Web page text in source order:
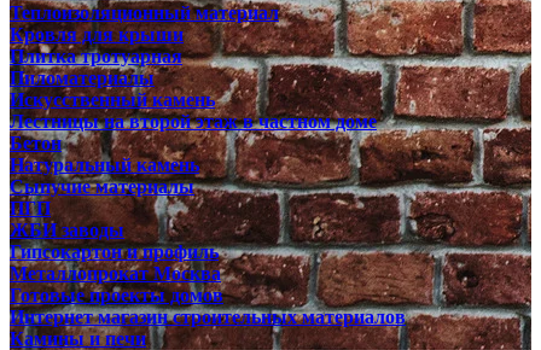
Теплоизоляционный материал
Кровля для крыши
Плитка тротуарная
Пиломатериалы
Искусственный камень
Лестницы на второй этаж в частном доме
Бетон
Натуральный камень
Сыпучие материалы
ПГП
ЖБИ заводы
Гипсокартон и профиль
Металлопрокат Москва
Готовые проекты домов
Интернет магазин строительных материалов
Камины и печи